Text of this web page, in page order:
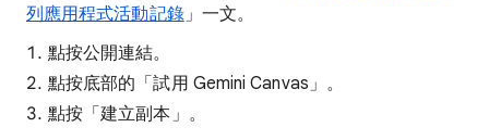
列應用程式活動記錄」一文。
點按公開連結。
點按底部的「試用 Gemini Canvas」 。
點按「建立副本」 。